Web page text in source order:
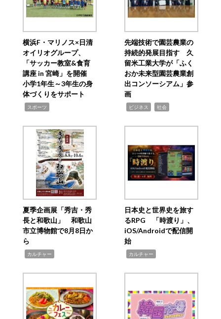
横浜F・マリノス×日清
オイリオグループ、
「サッカー教室&食育
講座 in 宮崎」を開催
小学1年生～3年生の身
体づくりをサポート
スポーツ
先端技術で園芸農業の
持続的発展目指す 久
留米工業大学が「ふく
おか未来型園芸農業創
出コンソーシアム」参
画
ビジネス 社会
夏季企画展「秀吉・秀
長と和歌山」 和歌山
市立博物館で8月8日か
ら
カルチャー
日本史と世界史を旅す
るRPG 「時渡り」、
iOS/Androidで配信開
始
カルチャー